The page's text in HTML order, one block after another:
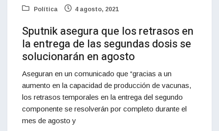
Política 4 agosto, 2021
Sputnik asegura que los retrasos en
la entrega de las segundas dosis se
solucionarán en agosto
Aseguran en un comunicado que “gracias a un
aumento en la capacidad de producción de vacunas,
los retrasos temporales en la entrega del segundo
componente se resolverán por completo durante el
mes de agosto y